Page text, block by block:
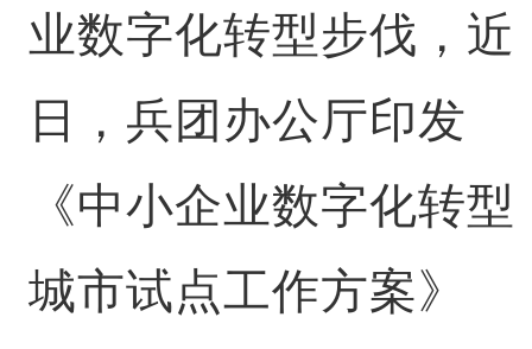
业数字化转型步伐，近
日，兵团办公厅印发
《中小企业数字化转型
城市试点工作方案》